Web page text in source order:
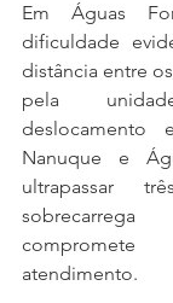
Em Águas
dificuldade
distância entre
pela
deslocamento
Nanuque e
ultrapassar
atendimento.